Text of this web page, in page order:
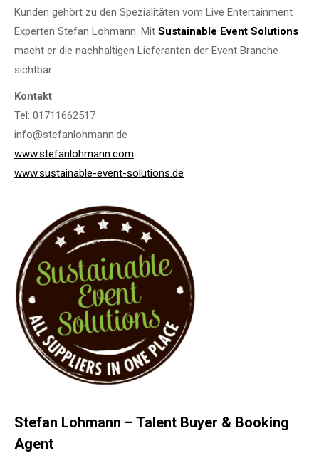
Kunden gehört zu den Spezialitäten vom Live Entertainment
Experten Stefan Lohmann. Mit Sustainable Event Solutions
macht er die nachhaltigen Lieferanten der Event Branche
sichtbar.
Kontakt:
Tel: 01711662517
info@stefanlohmann.de
www.stefanlohmann.com
www.sustainable-event-solutions.de
Stefan Lohmann – Talent Buyer & Booking
Agent